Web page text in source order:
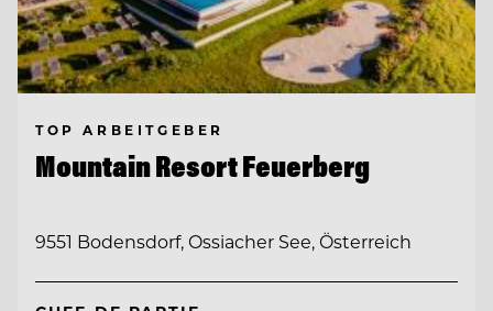
TOP ARBEITGEBER
Mountain Resort Feuerberg
9551 Bodensdorf, Ossiacher See, Österreich